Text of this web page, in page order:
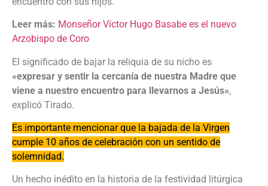
Leer más: Monseñor Víctor Hugo Basabe es el nuevo
Arzobispo de Coro
El significado de bajar la reliquia de su nicho es
«expresar y sentir la cercanía de nuestra Madre que
viene a nuestro encuentro para llevarnos a Jesús»,
explicó Tirado.
Es importante mencionar que la bajada de la Virgen
cumple 10 años de celebración con un sentido de
solemnidad.
Un hecho inédito en la historia de la festividad litúrgica